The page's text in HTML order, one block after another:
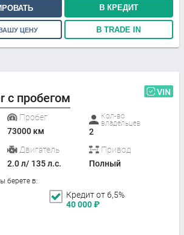
В КРЕДИТ
ЦЕНУ В TRADE IN
с пробегом VIN
Пробег
73000 км
Кол-во
владельцев
2
Двигатель
2.0 л/ 135 л.с.
Привод
Полный
берете в:
Кредит от 6,5%
40 000₽